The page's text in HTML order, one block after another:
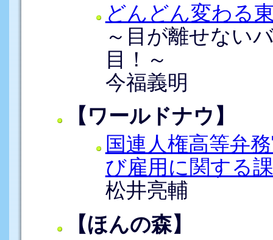
どんどん変わる
～目が離せない
目！～
今福義明
【ワールドナウ】
国連人権高等弁
び雇用に関する
松井亮輔
【ほんの森】